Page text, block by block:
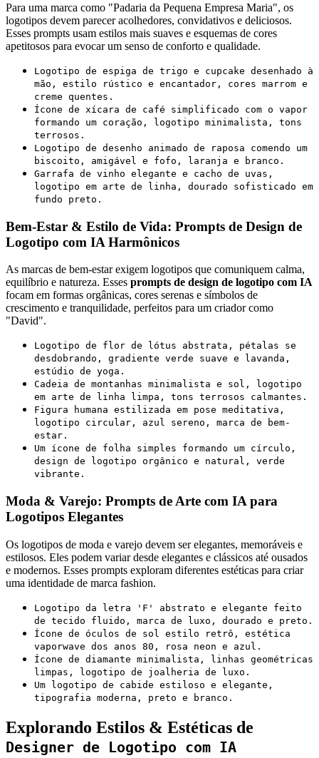
Para uma marca como "Padaria da Pequena Empresa Maria", os
logotipos devem parecer acolhedores, convidativos e deliciosos.
Esses prompts usam estilos mais suaves e esquemas de cores
apetitosos para evocar um senso de conforto e qualidade.
Logotipo de espiga de trigo e cupcake desenhado à
mão, estilo rústico e encantador, cores marrom e
creme quentes.
Ícone de xícara de café simplificado com o vapor
formando um coração, logotipo minimalista, tons
terrosos.
Logotipo de desenho animado de raposa comendo um
biscoito, amigável e fofo, laranja e branco.
Garrafa de vinho elegante e cacho de uvas,
logotipo em arte de linha, dourado sofisticado em
fundo preto.
Bem-Estar & Estilo de Vida: Prompts de Design de
Logotipo com IA Harmônicos
As marcas de bem-estar exigem logotipos que comuniquem calma,
equilíbrio e natureza. Esses prompts de design de logotipo com IA
focam em formas orgânicas, cores serenas e símbolos de
crescimento e tranquilidade, perfeitos para um criador como
"David".
Logotipo de flor de lótus abstrata, pétalas se
desdobrando, gradiente verde suave e lavanda,
estúdio de yoga.
Cadeia de montanhas minimalista e sol, logotipo
em arte de linha limpa, tons terrosos calmantes.
Figura humana estilizada em pose meditativa,
logotipo circular, azul sereno, marca de bem-
estar.
Um ícone de folha simples formando um círculo,
design de logotipo orgânico e natural, verde
vibrante.
Moda & Varejo: Prompts de Arte com IA para
Logotipos Elegantes
Os logotipos de moda e varejo devem ser elegantes, memoráveis e
estilosos. Eles podem variar desde elegantes e clássicos até ousados
e modernos. Esses prompts exploram diferentes estéticas para criar
uma identidade de marca fashion.
Logotipo da letra 'F' abstrato e elegante feito
de tecido fluido, marca de luxo, dourado e preto.
Ícone de óculos de sol estilo retrô, estética
vaporwave dos anos 80, rosa neon e azul.
Ícone de diamante minimalista, linhas geométricas
limpas, logotipo de joalheria de luxo.
Um logotipo de cabide estiloso e elegante,
tipografia moderna, preto e branco.
Explorando Estilos & Estéticas de
Designer de Logotipo com IA